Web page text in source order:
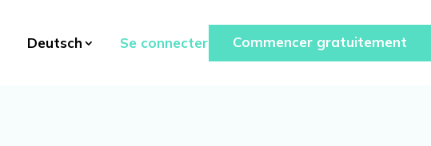
Deutsch Se connecter Commencer gratuitement